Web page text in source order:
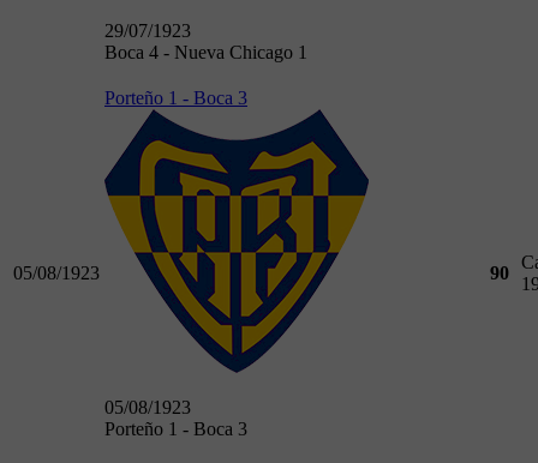
29/07/1923
Boca 4 - Nueva Chicago 1
05/08/1923
Porteño 1 - Boca 3
05/08/1923
Porteño 1 - Boca 3
90